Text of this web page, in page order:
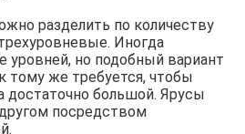
разделить по количеству
Иногда
уровней, но подобный вариант
тому же требуется, чтобы
достаточно большой. Ярусы
посредством